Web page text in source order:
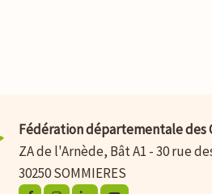
Fédération départementale des
ZA de l'Arnède, Bât A1 - 30 rue
30250 SOMMIERES